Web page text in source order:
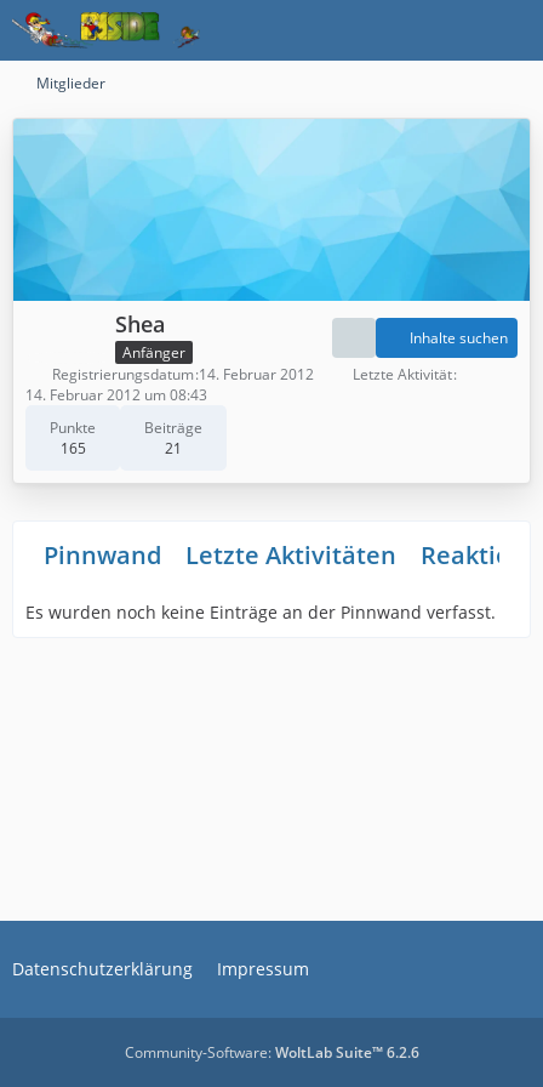
Mitglieder
Shea
Anfänger
Punkte
165
Beiträge
21
Inhalte suchen
Registrierungsdatum 14. Februar 2012
Letzte Aktivität
14. Februar 2012 um 08:43
Pinnwand Letzte Aktivitäten
Es wurden noch keine Einträge an der Pinnwand verfasst.
Datenschutzerklärung Impressum
Community-Software:WoltLab Suite™ 6.2.6